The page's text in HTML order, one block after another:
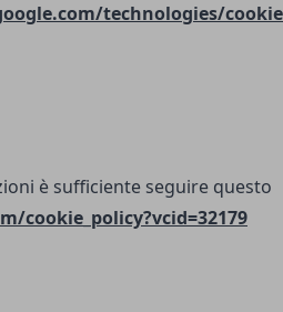
technologies/
è sufficiente seguire questo
cookie_policy?vcid=32179